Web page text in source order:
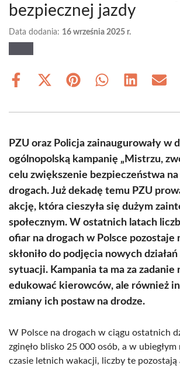
bezpiecznej jazdy
Data dodania: 16 września 2025 r.
Share
Share
(Twitter)
Share Share Share Share
PZU oraz Policja zainaugurowały w
ogólnopolską kampanię „Mistrzu,
celu zwiększenie bezpieczeństwa
drogach. Już dekadę temu PZU
akcję, która cieszyła się dużym
społecznym. W ostatnich latach
ofiar na drogach w Polsce pozostaje
skłoniło do podjęcia nowych
sytuacji. Kampania ta ma za zadanie
edukować kierowców, ale również
zmiany ich postaw na drodze.
W Polsce na drogach w ciągu ostatnich
zginęło blisko 25 000 osób, a w
czasie letnich wakacji, liczby te pozostają